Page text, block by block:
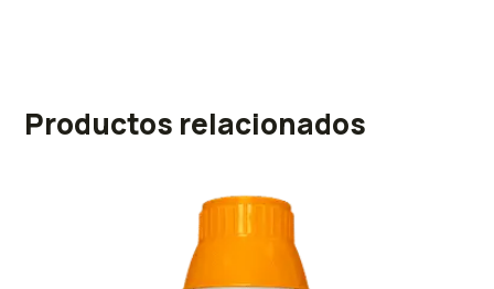
Productos relacionados